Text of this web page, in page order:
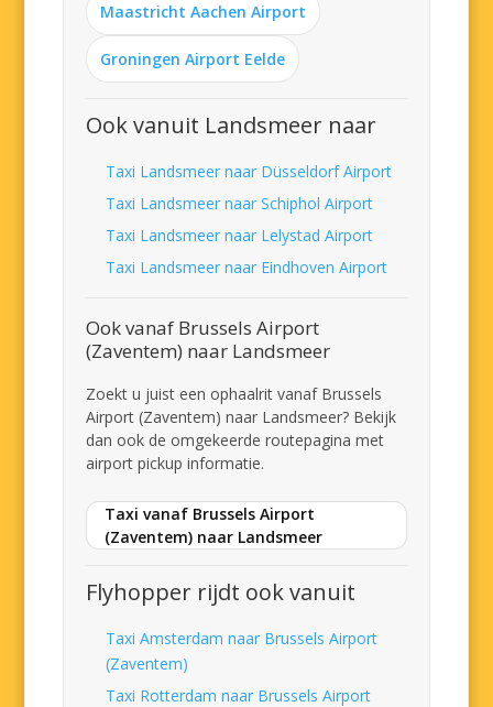
Maastricht Aachen Airport
Groningen Airport Eelde
Ook vanuit Landsmeer naar
Taxi Landsmeer naar Düsseldorf Airport
Taxi Landsmeer naar Schiphol Airport
Taxi Landsmeer naar Lelystad Airport
Taxi Landsmeer naar Eindhoven Airport
Ook vanaf Brussels Airport
(Zaventem) naar Landsmeer
Zoekt u juist een ophaalrit vanaf Brussels
Airport (Zaventem) naar Landsmeer? Bekijk
dan ook de omgekeerde routepagina met
airport pickup informatie.
Taxi vanaf Brussels Airport
(Zaventem) naar Landsmeer
Flyhopper rijdt ook vanuit
Taxi Amsterdam naar Brussels Airport
(Zaventem)
Taxi Rotterdam naar Brussels Airport